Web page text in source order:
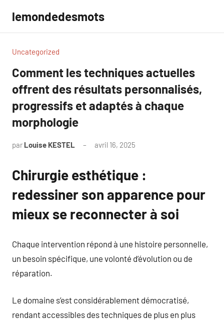
contenu
lemondedesmots
Uncategorized
Comment les techniques actuelles
offrent des résultats personnalisés,
progressifs et adaptés à chaque
morphologie
par Louise KESTEL avril 16, 2025
Chirurgie esthétique :
redessiner son apparence pour
mieux se reconnecter à soi
Chaque intervention répond à une histoire personnelle,
un besoin spécifique, une volonté d’évolution ou de
réparation.
Le domaine s’est considérablement démocratisé,
rendant accessibles des techniques de plus en plus